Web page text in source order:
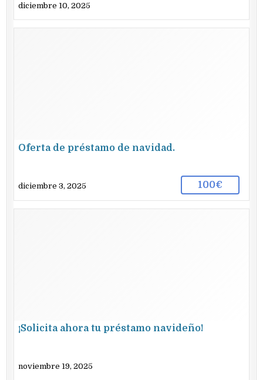
diciembre 10, 2025
Oferta de préstamo de navidad.
diciembre 3, 2025 100€
¡Solicita ahora tu préstamo navideño!
noviembre 19, 2025